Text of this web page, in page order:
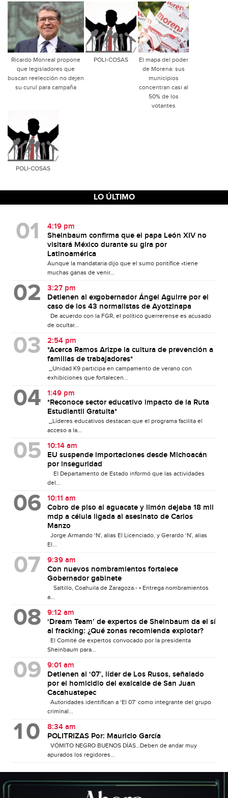
Ricardo Monreal propone
que legisladores que
buscan reelección no dejen
su curul para campaña
POLI-COSAS
El mapa del poder
de Morena: sus
municipios
concentran casi al
50% de los
votantes
POLI-COSAS
LO ÚLTIMO
4:19 pm
Sheinbaum confirma que el papa León XIV no
visitará México durante su gira por
Latinoamérica
Aunque la mandataria dijo que el sumo pontífice «tiene
muchas ganas de venir...
3:27 pm
Detienen al exgobernador Ángel Aguirre por el
caso de los 43 normalistas de Ayotzinapa
De acuerdo con la FGR, el político guerrerense es acusado
de ocultar...
2:54 pm
*Acerca Ramos Arizpe la cultura de prevención a
familias de trabajadores*
_Unidad K9 participa en campamento de verano con
exhibiciones que fortalecen...
1:49 pm
*Reconoce sector educativo impacto de la Ruta
Estudiantil Gratuita*
_Líderes educativos destacan que el programa facilita el
acceso a la...
10:14 am
EU suspende importaciones desde Michoacán
por inseguridad
El Departamento de Estado informó que las actividades
del...
10:11 am
Cobro de piso al aguacate y limón dejaba 18 mil
mdp a célula ligada al asesinato de Carlos
Manzo
Jorge Armando ‘N’, alias El Licenciado, y Gerardo ‘N’, alias
El...
9:39 am
Con nuevos nombramientos fortalece
Gobernador gabinete
Saltillo, Coahuila de Zaragoza.- • Entrega nombramientos
a...
9:12 am
‘Dream Team’ de expertos de Sheinbaum da el sí
al fracking: ¿Qué zonas recomienda explotar?
El Comité de expertos convocado por la presidenta
Sheinbaum para...
9:01 am
Detienen al ‘07′, líder de Los Rusos, señalado
por el homicidio del exalcalde de San Juan
Cacahuatepec
Autoridades identifican a ‘El 07’ como integrante del grupo
criminal...
8:34 am
POLITRIZAS Por: Mauricio García
VÓMITO NEGRO BUENOS DÍAS…Deben de andar muy
apurados los regidores...